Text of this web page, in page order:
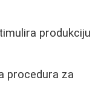
produkciju
procedura za